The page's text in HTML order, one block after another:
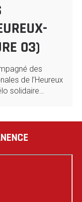
03)
des
de l’Heureux
solidaire…